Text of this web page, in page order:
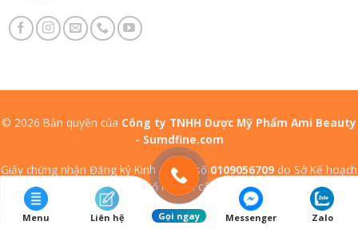
© 2026 Bản quyền của Công ty TNHH Dược Mỹ Phẩm Ami Beauty
- Sumdfine.com
Giấy chứng nhận Đăng ký Kinh doanh số 0109056709 do Sở Kế hoạch
và Đầu tư Thành phố Hà Nội cấp ngày09/01/2020
Menu Liên hệ Gọi ngay Messenger Zalo